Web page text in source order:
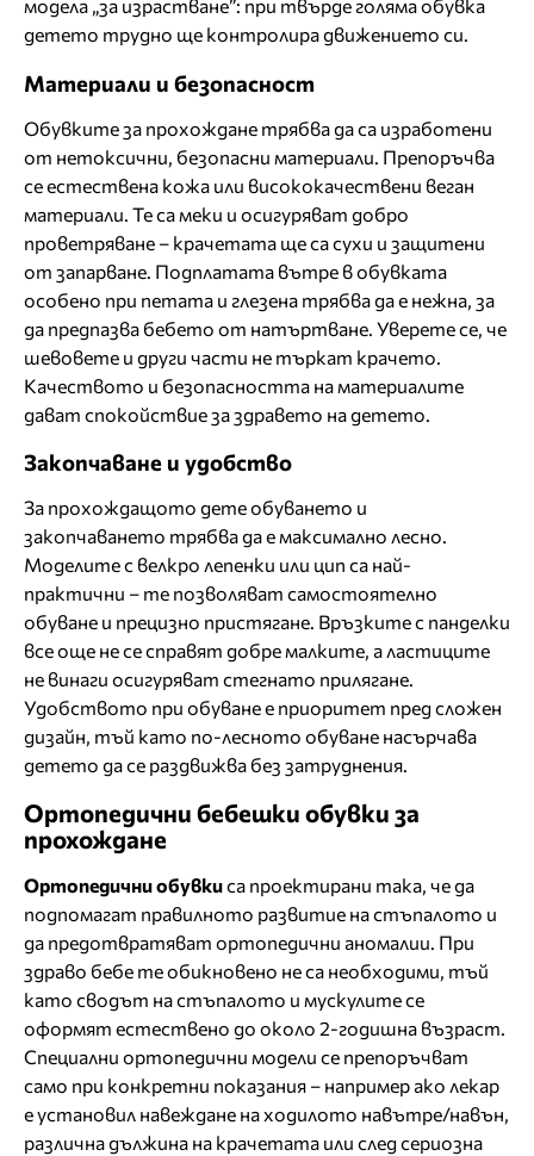
модела „за израстване”: при твърде голяма обувка
детето трудно ще контролира движението си.
Материали и безопасност
Обувките за прохождане трябва да са изработени
от нетоксични, безопасни материали. Препоръчва
се естествена кожа или висококачествени веган
материали. Те са меки и осигуряват добро
проветряване – крачетата ще са сухи и защитени
от запарване. Подплатата вътре в обувката
особено при петата и глезена трябва да е нежна, за
да предпазва бебето от натъртване. Уверете се, че
шевовете и други части не търкат крачето.
Качеството и безопасността на материалите
дават спокойствие за здравето на детето.
Закопчаване и удобство
За прохождащото дете обуването и
закопчаването трябва да е максимално лесно.
Моделите с велкро лепенки или цип са най-
практични – те позволяват самостоятелно
обуване и прецизно пристягане. Връзките с панделки
все още не се справят добре малките, а ластиците
не винаги осигуряват стегнато прилягане.
Удобството при обуване е приоритет пред сложен
дизайн, тъй като по-лесното обуване насърчава
детето да се раздвижва без затруднения.
Ортопедични бебешки обувки за
прохождане
Ортопедични обувкиса проектирани така, че да
подпомагат правилното развитие на стъпалото и
да предотвратяват ортопедични аномалии. При
здраво бебе те обикновено не са необходими, тъй
като сводът на стъпалото и мускулите се
оформят естествено до около 2-годишна възраст.
Специални ортопедични модели се препоръчват
само при конкретни показания – например ако лекар
е установил навеждане на ходилото навътре/навън,
различна дължина на крачетата или след сериозна